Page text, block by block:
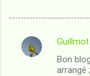
C
Guillmot
Bon
arrangé